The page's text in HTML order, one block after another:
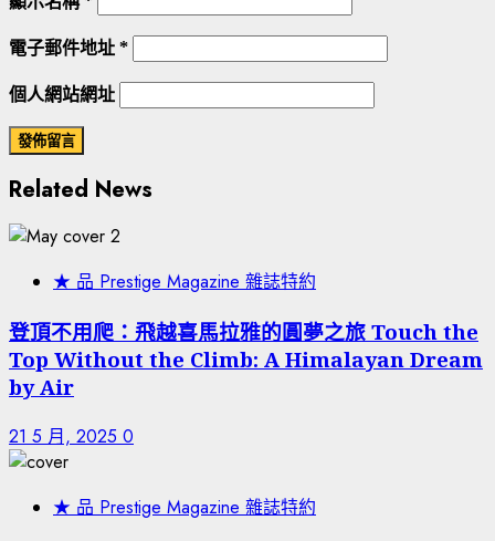
電子郵件地址*
個人網站網址
Related News
★ 品 Prestige Magazine 雜誌特約
登頂不用爬：飛越喜馬拉雅的圓夢之旅 Touch the
Top Without the Climb: A Himalayan Dream
by Air
21 5 月, 2025 0
★ 品 Prestige Magazine 雜誌特約